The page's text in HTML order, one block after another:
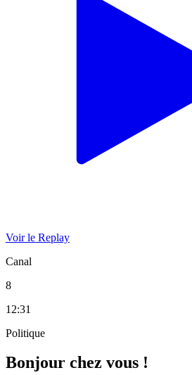
Voir le Replay
Canal
8
12:31
Politique
Bonjour chez vous !